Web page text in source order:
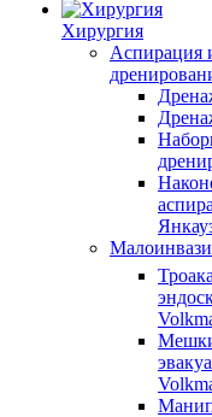
Хирургия
Аспирация